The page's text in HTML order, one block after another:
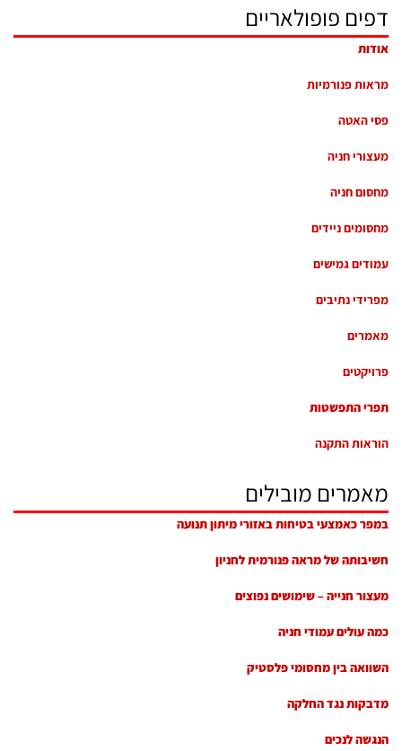
דפים פופולאריים
אודות
מראות פנורמיות
פסי האטה
מעצורי חניה
מחסום חניה
מחסומים ניידים
עמודים גמישים
מפרידי נתיבים
מאמרים
פרויקטים
תפרי התפשטות
הוראות התקנה
מאמרים מובילים
במפר כאמצעי בטיחות באזורי מיתון תנועה
חשיבותה של מראה פנורמית לחניון
מעצור חנייה – שימושים נפוצים
כמה עולים עמודי חניה
השוואה בין מחסומי פלסטיק
מדבקות נגד החלקה
הנגשה לנכים